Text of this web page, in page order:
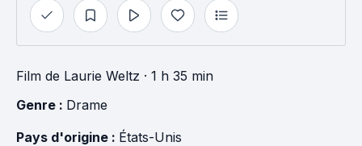
Film de Laurie Weltz · 1 h 35 min
Genre : Drame
Pays d'origine : États-Unis